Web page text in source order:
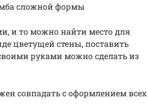
сложной формы
и то можно найти место для
цветущей стены, поставить
руками можно сделать из
совпадать с оформлением всех